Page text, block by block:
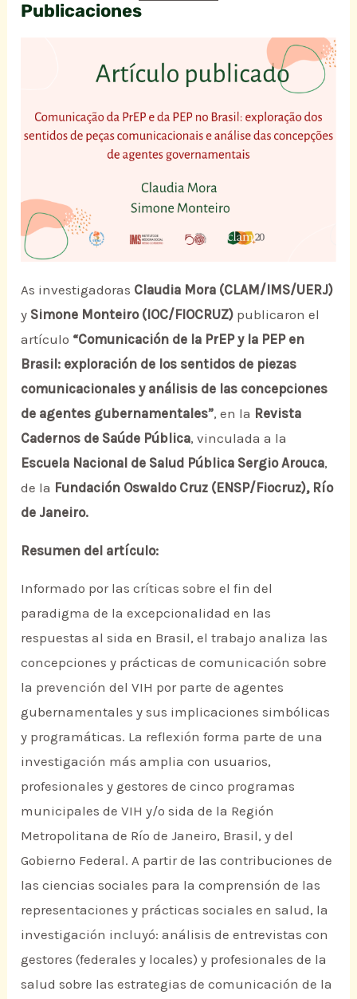
Publicaciones
As investigadoras Claudia Mora (CLAM/IMS/UERJ)
y Simone Monteiro (IOC/FIOCRUZ) publicaron el
artículo “Comunicación de la PrEP y la PEP en
Brasil: exploración de los sentidos de piezas
comunicacionales y análisis de las concepciones
de agentes gubernamentales”, en la Revista
Cadernos de Saúde Pública, vinculada a la
Escuela Nacional de Salud Pública Sergio Arouca,
de la Fundación Oswaldo Cruz (ENSP/Fiocruz), Río
de Janeiro.
Resumen del artículo:
Informado por las críticas sobre el fin del
paradigma de la excepcionalidad en las
respuestas al sida en Brasil, el trabajo analiza las
concepciones y prácticas de comunicación sobre
la prevención del VIH por parte de agentes
gubernamentales y sus implicaciones simbólicas
y programáticas. La reflexión forma parte de una
investigación más amplia con usuarios,
profesionales y gestores de cinco programas
municipales de VIH y/o sida de la Región
Metropolitana de Río de Janeiro, Brasil, y del
Gobierno Federal. A partir de las contribuciones de
las ciencias sociales para la comprensión de las
representaciones y prácticas sociales en salud, la
investigación incluyó: análisis de entrevistas con
gestores (federales y locales) y profesionales de la
salud sobre las estrategias de comunicación de la